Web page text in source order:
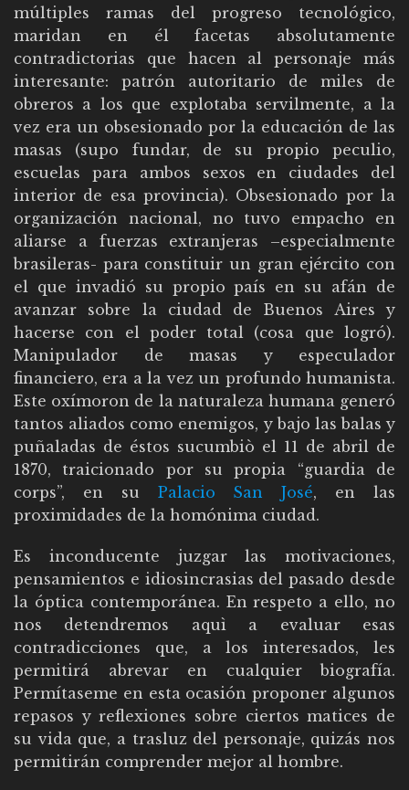
múltiples ramas del progreso tecnológico,
maridan en él facetas absolutamente
contradictorias que hacen al personaje más
interesante: patrón autoritario de miles de
obreros a los que explotaba servilmente, a la
vez era un obsesionado por la educación de las
masas (supo fundar, de su propio peculio,
escuelas para ambos sexos en ciudades del
interior de esa provincia). Obsesionado por la
organización nacional, no tuvo empacho en
aliarse a fuerzas extranjeras –especialmente
brasileras- para constituir un gran ejército con
el que invadió su propio país en su afán de
avanzar sobre la ciudad de Buenos Aires y
hacerse con el poder total (cosa que logró).
Manipulador de masas y especulador
financiero, era a la vez un profundo humanista.
Este oxímoron de la naturaleza humana generó
tantos aliados como enemigos, y bajo las balas y
puñaladas de éstos sucumbiò el 11 de abril de
1870, traicionado por su propia “guardia de
corps”, en su Palacio San José, en las
proximidades de la homónima ciudad.
Es inconducente juzgar las motivaciones,
pensamientos e idiosincrasias del pasado desde
la óptica contemporánea. En respeto a ello, no
nos detendremos aquì a evaluar esas
contradicciones que, a los interesados, les
permitirá abrevar en cualquier biografía.
Permítaseme en esta ocasión proponer algunos
repasos y reflexiones sobre ciertos matices de
su vida que, a trasluz del personaje, quizás nos
permitirán comprender mejor al hombre.